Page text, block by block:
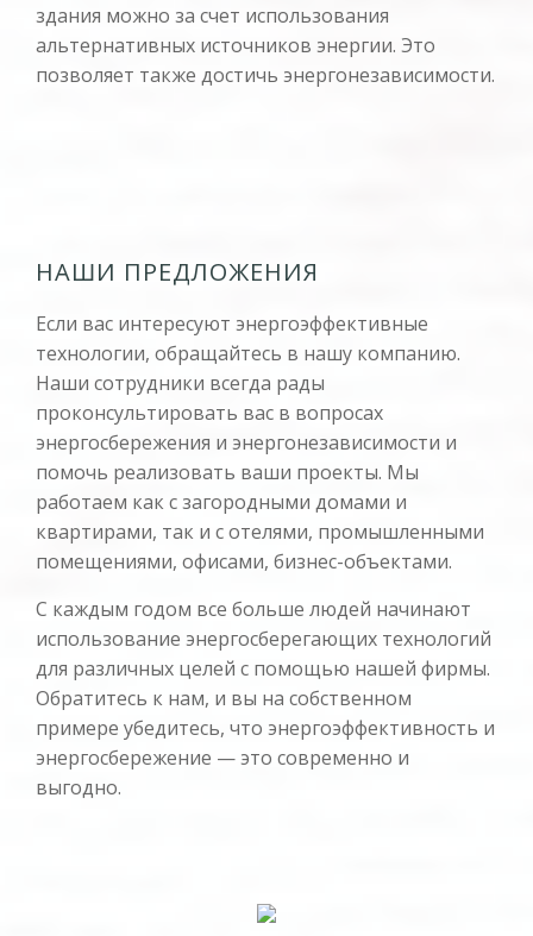
здания можно за счет использования
альтернативных источников энергии. Это
позволяет также достичь энергонезависимости.
НАШИ ПРЕДЛОЖЕНИЯ
Если вас интересуют энергоэффективные
технологии, обращайтесь в нашу компанию.
Наши сотрудники всегда рады
проконсультировать вас в вопросах
энергосбережения и энергонезависимости и
помочь реализовать ваши проекты. Мы
работаем как с загородными домами и
квартирами, так и с отелями, промышленными
помещениями, офисами, бизнес-объектами.
С каждым годом все больше людей начинают
использование энергосберегающих технологий
для различных целей с помощью нашей фирмы.
Обратитесь к нам, и вы на собственном
примере убедитесь, что энергоэффективность и
энергосбережение — это современно и
выгодно.